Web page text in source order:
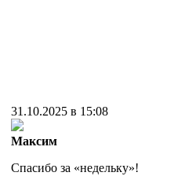
31.10.2025 в 15:08
Максим
Спасибо за «недельку»!